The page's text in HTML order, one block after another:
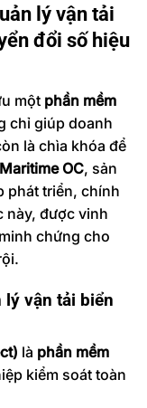
lý vận tải
đổi số hiệu
một phần mềm
chỉ giúp doanh
là chìa khóa để
Maritime OC, sản
phát triển, chính
này, được vinh
chứng cho
lý vận tải biển
là phần mềm
kiểm soát toàn